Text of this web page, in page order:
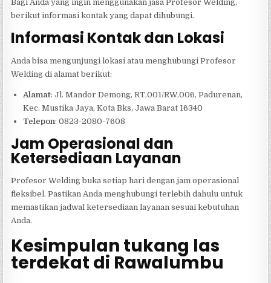
Bagi Anda yang ingin menggunakan jasa Profesor Welding,
berikut informasi kontak yang dapat dihubungi.
Informasi Kontak dan Lokasi
Anda bisa mengunjungi lokasi atau menghubungi Profesor
Welding di alamat berikut:
Alamat: Jl. Mandor Demong, RT.001/RW.006, Padurenan,
Kec. Mustika Jaya, Kota Bks, Jawa Barat 16340
Telepon: 0823-2080-7608
Jam Operasional dan
Ketersediaan Layanan
Profesor Welding buka setiap hari dengan jam operasional
fleksibel. Pastikan Anda menghubungi terlebih dahulu untuk
memastikan jadwal ketersediaan layanan sesuai kebutuhan
Anda.
Kesimpulan tukang las
terdekat di Rawalumbu